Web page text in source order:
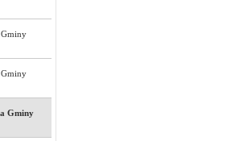
Gminy
Gminy
Gminy